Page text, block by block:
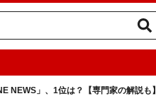
NEWS」、1位は？【専門家の解説も】